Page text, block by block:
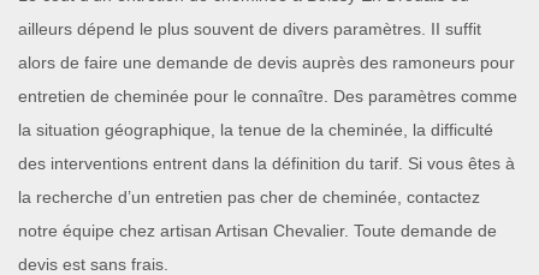
ailleurs dépend le plus souvent de divers paramètres. II suffit
alors de faire une demande de devis auprès des ramoneurs pour
entretien de cheminée pour le connaître. Des paramètres comme
la situation géographique, la tenue de la cheminée, la difficulté
des interventions entrent dans la définition du tarif. Si vous êtes à
la recherche d’un entretien pas cher de cheminée, contactez
notre équipe chez artisan Artisan Chevalier. Toute demande de
devis est sans frais.